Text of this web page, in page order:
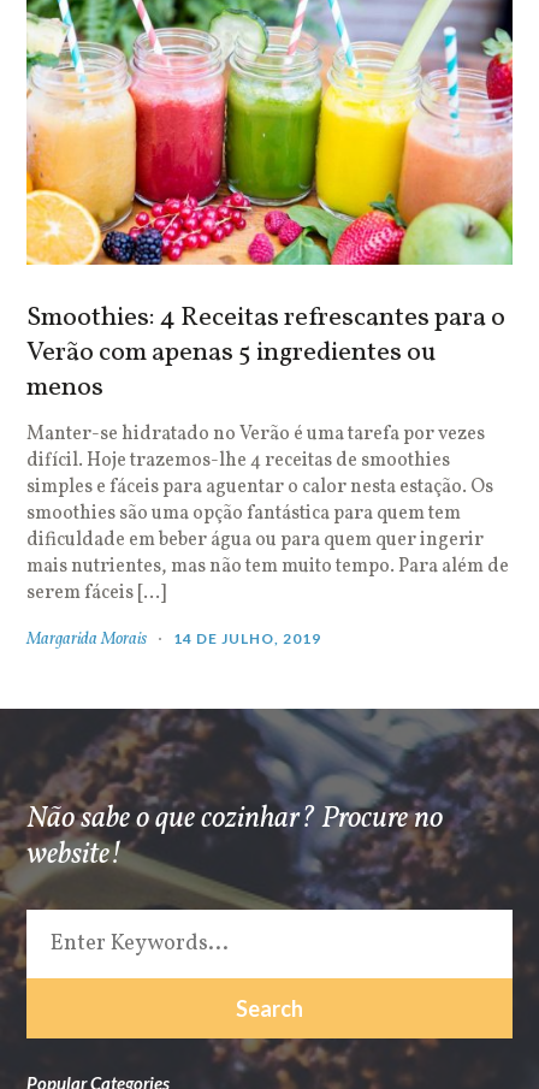
Smoothies: 4 Receitas refrescantes para o
Verão com apenas 5 ingredientes ou
menos
Manter-se hidratado no Verão é uma tarefa por vezes
difícil. Hoje trazemos-lhe 4 receitas de smoothies
simples e fáceis para aguentar o calor nesta estação. Os
smoothies são uma opção fantástica para quem tem
dificuldade em beber água ou para quem quer ingerir
mais nutrientes, mas não tem muito tempo. Para além de
serem fáceis […]
Margarida Morais 14 DE JULHO, 2019
Não sabe o que cozinhar? Procure no
website!
Popular Categories